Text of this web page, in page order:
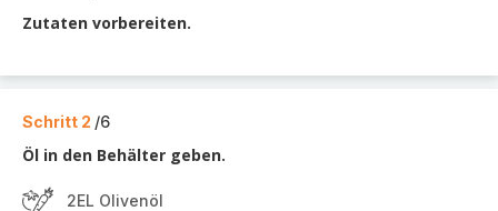
Zutaten vorbereiten.
Schritt 2 /6
Öl in den Behälter geben.
2EL Olivenöl